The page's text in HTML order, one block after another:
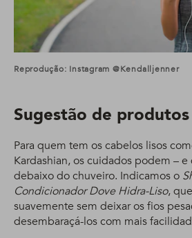
Reprodução: Instagram @kendalljenner
Sugestão de produtos
Para quem tem os cabelos lisos
Kardashian, os cuidados podem –
debaixo do chuveiro. Indicamos o
Condicionador Dove Hidra-Liso,
suavemente sem deixar os fios
desembaraçá-los com mais